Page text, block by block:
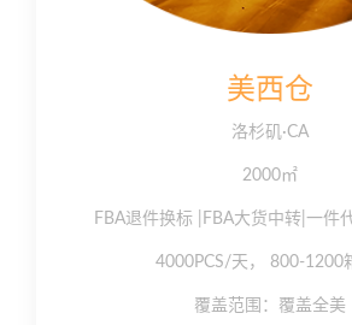
美西仓
洛杉矶·CA
2000㎡
FBA退件换标 |FBA大货中转|一件
4000PCS/天， 800-1200
覆盖范围：覆盖全美